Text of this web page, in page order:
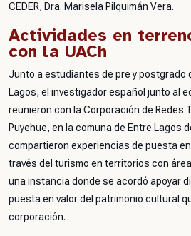
CEDER, Dra. Marisela Pilquimán Vera.
Actividades en
con la UACh
Junto a estudiantes de pre y postgrado
Lagos, el investigador español junto al
reunieron con la Corporación de Redes
Puyehue, en la comuna de Entre Lagos
compartieron experiencias de puesta
través del turismo en territorios con
una instancia donde se acordó apoyar
puesta en valor del patrimonio cultural
corporación.